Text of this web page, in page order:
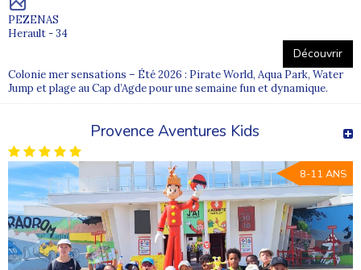
PEZENAS
Herault - 34
Découvrir
Colonie mer sensations – Été 2026 : Pirate World, Aqua Park, Water
Jump et plage au Cap d’Agde pour une semaine fun et dynamique.
Provence Aventures Kids
8-11 ANS